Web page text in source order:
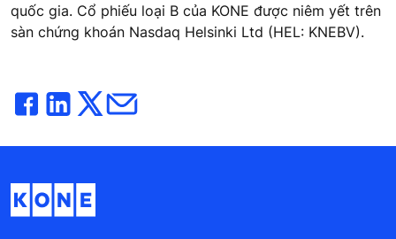
quốc gia. Cổ phiếu loại B của KONE được niêm yết trên
sàn chứng khoán Nasdaq Helsinki Ltd (HEL: KNEBV).